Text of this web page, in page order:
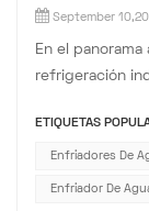
September
En el
refrigeración
visión audaz de
industrial.
formar un
ETIQUETAS
Enfriadores De
Enfriador De